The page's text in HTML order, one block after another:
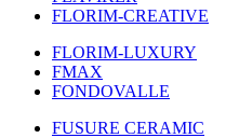
FLORIM-CREATIVE
FLORIM-LUXURY
FMAX
FONDOVALLE
FUSURE CERAMIC